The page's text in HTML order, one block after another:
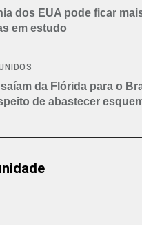
dos EUA pode ficar
em estudo
da Flórida para o
de abastecer